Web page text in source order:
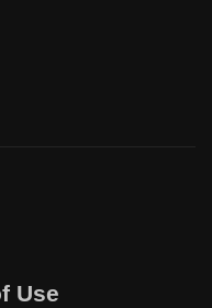
Use